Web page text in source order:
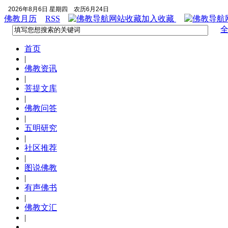
2026年8月6日 星期四 农历6月24日
佛教月历 RSS 加入收藏
首页
|
佛教资讯
|
菩提文库
|
佛教问答
|
五明研究
|
社区推荐
|
图说佛教
|
有声佛书
|
佛教文汇
|